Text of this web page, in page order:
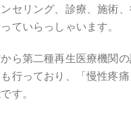
セリング、診療、施術
ていらっしゃいます。
ら第二種再生医療機関
行っており、「慢性疼
す。